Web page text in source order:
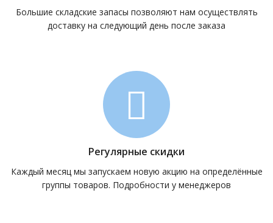
Большие складские запасы позволяют нам осуществлять
доставку на следующий день после заказа
Регулярные скидки
Каждый месяц мы запускаем новую акцию на определённые
группы товаров. Подробности у менеджеров